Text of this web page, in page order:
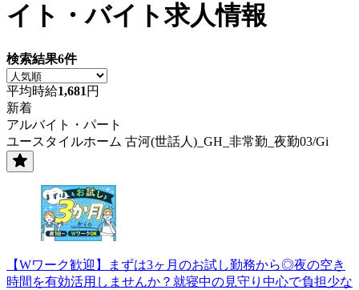
イト・バイト求人情報
検索結果6件
平均時給1,681 円
新着
アルバイト・パート
ユースタイルホーム 古河(世話人)_GH_非常勤_夜勤03/Gi
【Wワーク歓迎】まずは3ヶ月のお試し勤務から◎夜の空き
時間を有効活用しませんか？就寝中の見守り中心で負担少な